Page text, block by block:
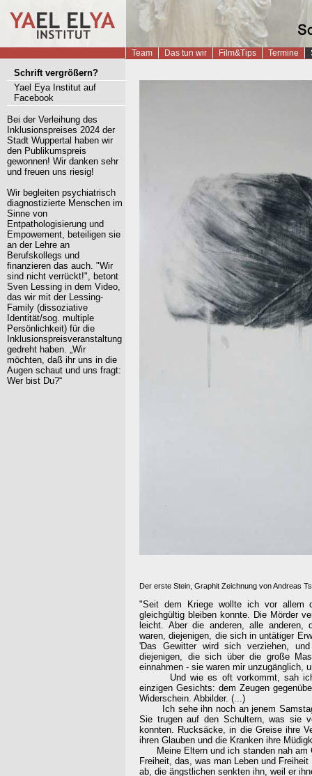
Team Das tun wir Film&Tips Termine
Schrift vergrößern?
Yael Eya Institut auf
Facebook
Bei der Verleihung des
Inklusionspreises 2024 der
Stadt Wuppertal haben wir
den Publikumspreis
gewonnen! Wir danken sehr
und freuen uns riesig!
Wir begleiten psychiatrisch
diagnostizierte Menschen im
Sinne von
Entpathologisierung und
Empowement, beteiligen sie
an der Lehre an
Berufskollegs und
finanzieren das auch. "Wir
sind nicht verrückt!", betont
Sven Lessing in dem Video,
das wir mit der Lessing-
Family (dissoziative
Identität/sog. multiple
Persönlichkeit) für die
Inklusionspreisveranstaltung
gedreht haben. „Wir
möchten, daß ihr uns in die
Augen schaut und uns fragt:
Wer bist Du?“
Der erste Stein, Graphit Zeichnung von Andreas
"Seit dem Kriege wollte ich vor allem
gleichgültig bleiben konnte. Die Mörder
leicht. Aber die anderen, alle anderen,
waren, diejenigen, die sich in untätiger
'Das Gewitter wird sich verziehen,
diejenigen, die sich über die große
einnahmen - sie waren mir unzugänglich,
Und wie es oft vorkommt, sah ich
einzigen Gesichts: dem Zeugen
Widerschein. Abbilder. (...)
Ich sehe ihn noch an jenem
Sie trugen auf den Schultern, was sie
konnten. Rucksäcke, in die Greise ihre
ihren Glauben und die Kranken ihre
Meine Eltern und ich standen nah am
Freiheit, das, was man Leben und
ab, die ängstlichen senkten ihn, weil er